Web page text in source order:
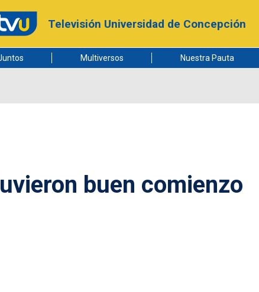
Televisión Universidad de Concepción
Multiversos Nuestra Pauta
buen comienzo